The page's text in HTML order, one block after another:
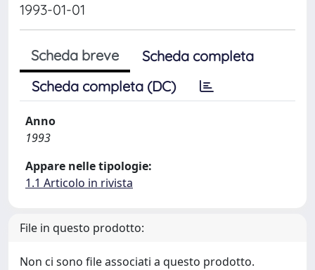
1993-01-01
Scheda breve
Scheda completa
Scheda completa (DC)
Anno
1993
Appare nelle tipologie:
1.1 Articolo in rivista
File in questo prodotto:
Non ci sono file associati a questo prodotto.